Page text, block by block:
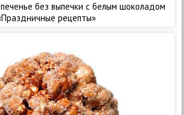
без выпечки с белым шоколадом
рецепты»